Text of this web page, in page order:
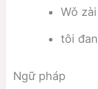
Wǒ
tôi
Ngữ pháp